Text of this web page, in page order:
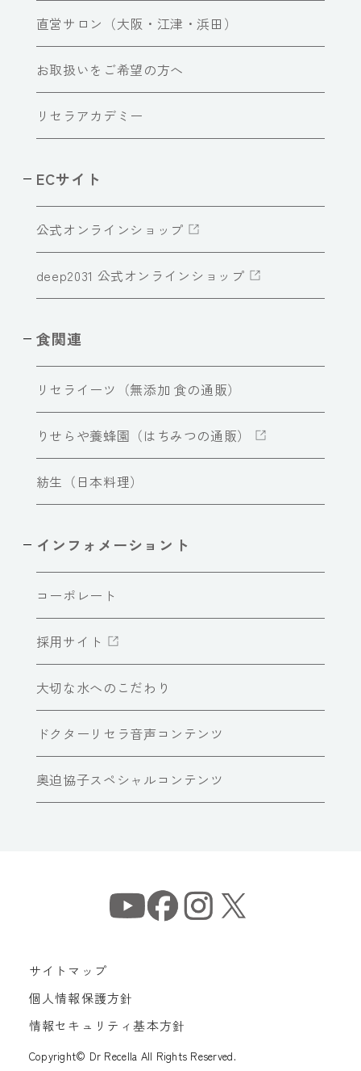
直営サロン（大阪・江津・浜田）
お取扱いをご希望の方へ
リセラアカデミー
ECサイト
公式オンラインショップ
deep2031 公式オンラインショップ
食関連
リセライーツ（無添加 食の通販）
りせらや養蜂園（はちみつの通販）
紡生（日本料理）
インフォメーショント
コーポレート
採用サイト
大切な水へのこだわり
ドクターリセラ音声コンテンツ
奥迫協子スペシャルコンテンツ
サイトマップ
個人情報保護方針
情報セキュリティ基本方針
Copyright© Dr Recella All Rights Reserved.